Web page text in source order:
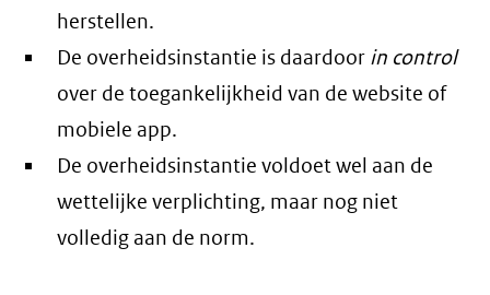
herstellen.
De overheidsinstantie is daardoor in control
over de toegankelijkheid van de website of
mobiele app.
De overheidsinstantie voldoet wel aan de
wettelijke verplichting, maar nog niet
volledig aan de norm.